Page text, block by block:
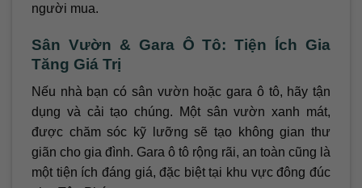
người mua.
Sân Vườn & Gara Ô Tô: Tiện Ích Gia
Tăng Giá Trị
Nếu nhà bạn có sân vườn hoặc gara ô tô, hãy tận
dụng và cải tạo chúng. Một sân vườn xanh mát,
được chăm sóc kỹ lưỡng sẽ tạo không gian thư
giãn cho gia đình. Gara ô tô rộng rãi, an toàn cũng là
một tiện ích đáng giá, đặc biệt tại khu vực đông đúc